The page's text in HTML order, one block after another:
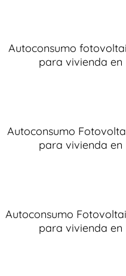
Autoconsumo
para vivienda en
Autoconsumo
para vivienda en
Autoconsumo
para vivienda en